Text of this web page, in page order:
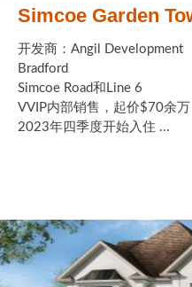
Simcoe Garden
开发商：Angil Development
Bradford
Simcoe Road和Line 6
VVIP内部销售，起价$70余万
2023年四季度开始入住 ...